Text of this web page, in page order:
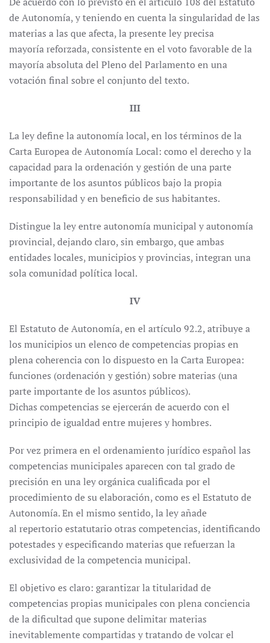
de Autonomía, y teniendo en cuenta la singularidad de las
materias a las que afecta, la presente ley precisa
mayoría reforzada, consistente en el voto favorable de la
mayoría absoluta del Pleno del Parlamento en una
votación final sobre el conjunto del texto.
III
La ley define la autonomía local, en los términos de la
Carta Europea de Autonomía Local: como el derecho y la
capacidad para la ordenación y gestión de una parte
importante de los asuntos públicos bajo la propia
responsabilidad y en beneficio de sus habitantes.
Distingue la ley entre autonomía municipal y autonomía
provincial, dejando claro, sin embargo, que ambas
entidades locales, municipios y provincias, integran una
sola comunidad política local.
IV
El Estatuto de Autonomía, en el artículo 92.2, atribuye a
los municipios un elenco de competencias propias en
plena coherencia con lo dispuesto en la Carta Europea:
funciones (ordenación y gestión) sobre materias (una
parte importante de los asuntos públicos).
Dichas competencias se ejercerán de acuerdo con el
principio de igualdad entre mujeres y hombres.
Por vez primera en el ordenamiento jurídico español las
competencias municipales aparecen con tal grado de
precisión en una ley orgánica cualificada por el
procedimiento de su elaboración, como es el Estatuto de
Autonomía. En el mismo sentido, la ley añade
al repertorio estatutario otras competencias, identificando
potestades y especificando materias que refuerzan la
exclusividad de la competencia municipal.
El objetivo es claro: garantizar la titularidad de
competencias propias municipales con plena conciencia
de la dificultad que supone delimitar materias
inevitablemente compartidas y tratando de volcar el